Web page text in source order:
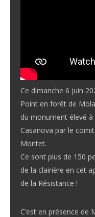
Ce dimanche 6 juin
Point en forêt de
du monument élevé
Casanova par le
Montet.
Ce sont plus de 150
de la clairière en cet
de la Résistance !
C’est en présence de